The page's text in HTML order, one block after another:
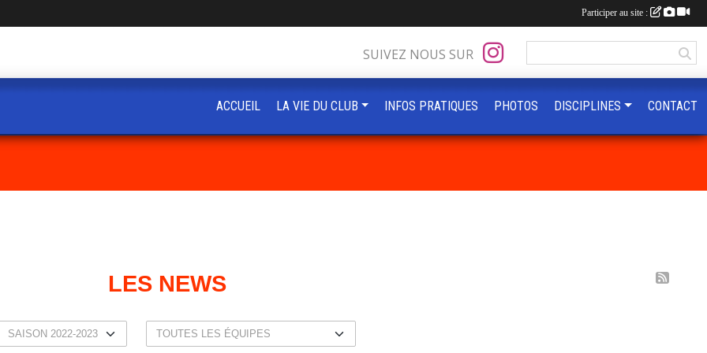
LES NEWS
SUIVEZ NOUS SUR
ACCUEIL LA VIE DU CLUB INFOS PRATIQUES PHOTOS DISCIPLINES CONTACT
Participer au site :